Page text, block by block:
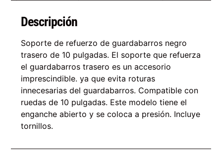
Descripción
Soporte de refuerzo de guardabarros negro
trasero de 10 pulgadas. El soporte que refuerza
el guardabarros trasero es un accesorio
imprescindible. ya que evita roturas
innecesarias del guardabarros. Compatible con
ruedas de 10 pulgadas. Este modelo tiene el
enganche abierto y se coloca a presión. Incluye
tornillos.